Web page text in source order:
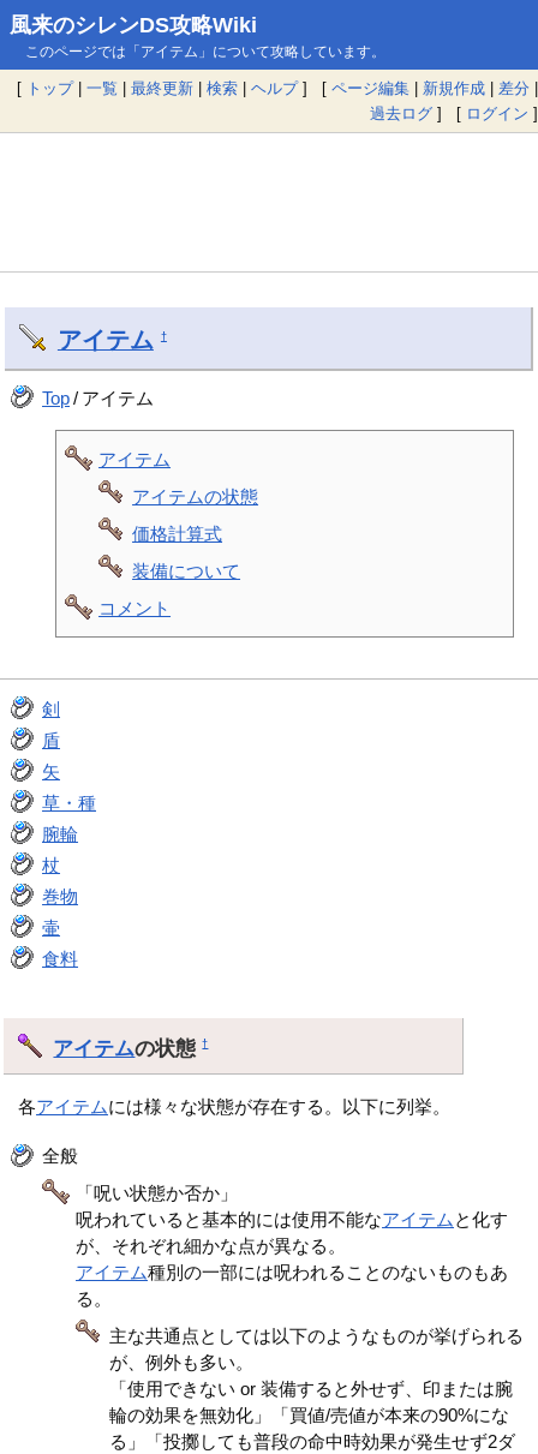
風来のシレンDS攻略Wiki
このページでは「アイテム」について攻略しています。
[ トップ| 一覧 | 最終更新 | 検索 | ヘルプ] [ ページ編集 | 新規作成 | 差分 |
過去ログ ] [ ログイン ]
アイテム †
Top/ アイテム
アイテム
アイテムの状態
価格計算式
装備について
コメント
剣
盾
矢
草・種
腕輪
杖
巻物
壷
食料
アイテムの状態†
各アイテムには様々な状態が存在する。以下に列挙。
全般
「呪い状態か否か」
呪われていると基本的には使用不能なアイテム と化す
が、それぞれ細かな点が異なる。
アイテム種別の一部には呪われることのないものもあ
る。
主な共通点としては以下のようなものが挙げられる
が、例外も多い。
「使用できない or 装備すると外せず、印または腕
輪の効果を無効化」「買値/売値が本来の90%にな
る」「投擲しても普段の命中時効果が発生せず2ダ